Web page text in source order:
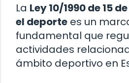
La Ley 10/1990 de 15
el deporte es un
fundamental que
actividades
ámbito deportivo en